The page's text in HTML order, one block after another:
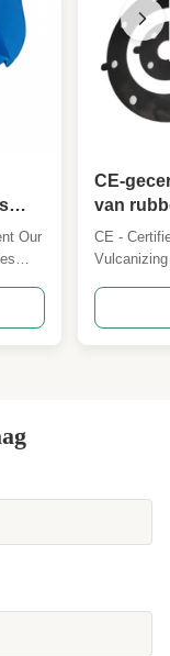
Our
...
CE-
van
CE -
high -